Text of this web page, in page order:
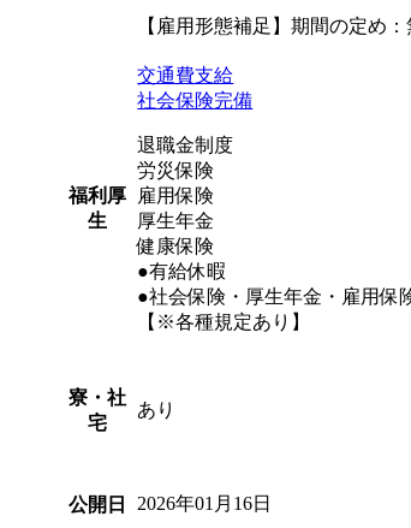
【雇用形態補足】期間の定め：
福利厚
生
交通費支給
社会保険完備
退職金制度
労災保険
雇用保険
厚生年金
健康保険
●有給休暇
●社会保険・厚生年金・雇用保
【※各種規定あり】
寮・社
宅
あり
公開日 2026年01月16日